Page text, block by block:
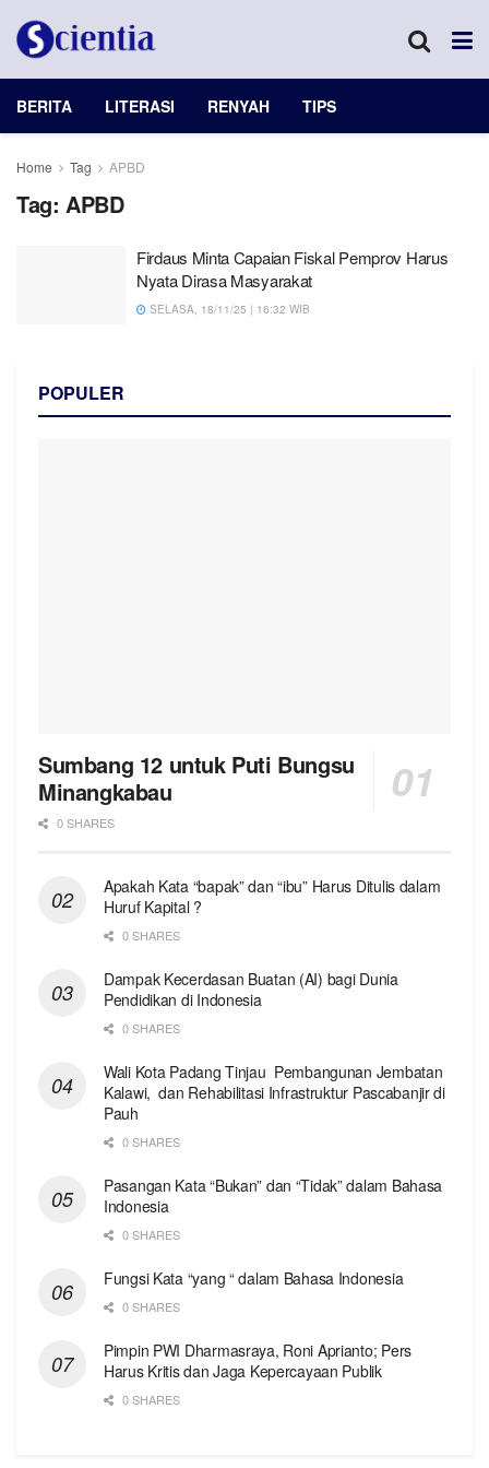
BERITA LITERASI RENYAH TIPS
Home Tag APBD
Tag: APBD
Firdaus Minta Capaian Fiskal Pemprov Harus
Nyata Dirasa Masyarakat
SELASA, 18/11/25 | 16:32 WIB
POPULER
Sumbang 12 untuk Puti Bungsu
Minangkabau
0 SHARES
Apakah Kata “bapak” dan “ibu” Harus Ditulis dalam
Huruf Kapital ?
0 SHARES
Dampak Kecerdasan Buatan (AI) bagi Dunia
Pendidikan di Indonesia
0 SHARES
Wali Kota Padang Tinjau Pembangunan Jembatan
Kalawi, dan Rehabilitasi Infrastruktur Pascabanjir di
Pauh
0 SHARES
Pasangan Kata “Bukan” dan “Tidak” dalam Bahasa
Indonesia
0 SHARES
Fungsi Kata “yang “ dalam Bahasa Indonesia
0 SHARES
Pimpin PWI Dharmasraya, Roni Aprianto; Pers
Harus Kritis dan Jaga Kepercayaan Publik
0 SHARES